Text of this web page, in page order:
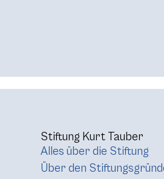
Stiftung Kurt Tauber
Alles über die Stiftung
Über den